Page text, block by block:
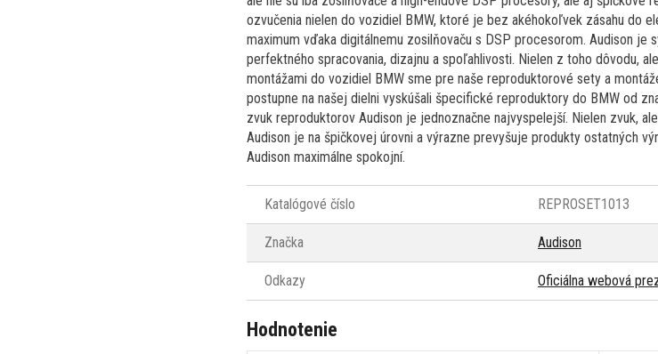
ozvučenia nielen do vozidiel BMW, ktoré je bez akéhokoľvek zásahu do
maximum vďaka digitálnemu zosilňovaču s DSP procesorom. Audison je
perfektného spracovania, dizajnu a spoľahlivosti. Nielen z toho dôvodu,
montážami do vozidiel BMW sme pre naše reproduktorové sety a
postupne na našej dielni vyskúšali špecifické reproduktory do BMW od
zvuk reproduktorov Audison je jednoznačne najvyspelejší. Nielen zvuk,
Audison je na špičkovej úrovni a výrazne prevyšuje produkty ostatných
Audison maximálne spokojní.
Katalógové číslo REPROSET1013
Značka Audison
Odkazy Oficiálna webová
Hodnotenie